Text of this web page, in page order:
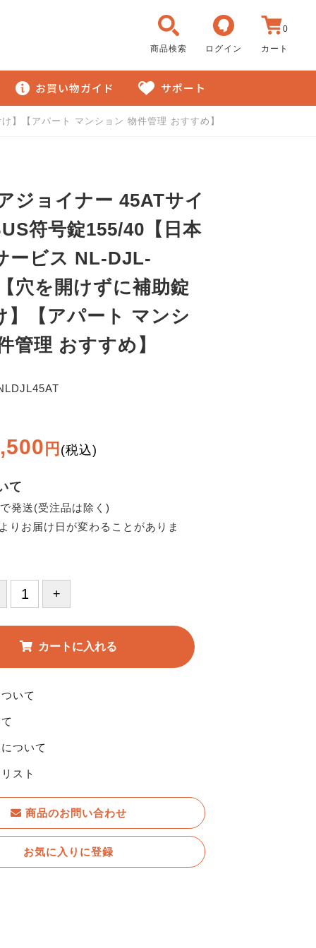
商品検索 ログイン
0
カート
お買い物ガイド サポート
】【アパート マンション 物件管理 おすすめ】
ジョイナー 45ATサイ
符号錠155/40【日本
ービス NL-DJL-
穴を開けずに補助錠
】【アパート マンシ
管理 おすすめ】
円 (税込)
て
発送(受注品は除く)
りお届け日が変わることがありま
いて
ついて
スト
商品のお問い合わせ
お気に入りに登録